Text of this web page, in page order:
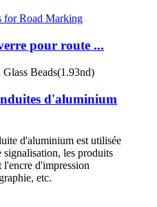
pour route ...
d'aluminium
d'aluminium est utilisée
signalisation, les produits
l'encre d'impression
etc.